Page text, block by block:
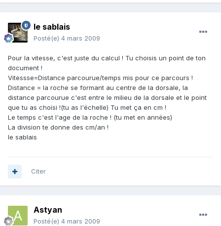
le sablais
Posté(e) 4 mars 2009
Pour la vitesse, c'est juste du calcul ! Tu choisis un point de ton
document !
Vitessse=Distance parcourue/temps mis pour ce parcours !
Distance = la roche se formant au centre de la dorsale, la
distance parcourue c'est entre le milieu de la dorsale et le point
que tu as choisi !(tu as l'échelle) Tu met ça en cm !
Le temps c'est l'age de la roche ! (tu met en années)
La division te donne des cm/an !
le sablais
Citer
Astyan
Posté(e) 4 mars 2009